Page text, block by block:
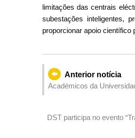
limitações das centrais
subestações inteligentes,
proporcionar apoio científico
Anterior notícia
Académicos da
DST participa no evento